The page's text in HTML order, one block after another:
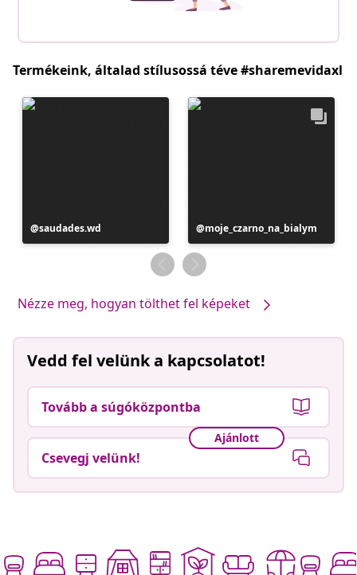
Termékeink, általad stílusossá téve #sharemevidaxl
Bejegyzés
közzétevője
saudades.wd
Bejegyzés
közzétevője
moje_czarno_na_bialym
Nézze meg, hogyan tölthet fel képeket
Vedd fel velünk a kapcsolatot!
Tovább a súgóközpontba
Ajánlott
Csevegj velünk!